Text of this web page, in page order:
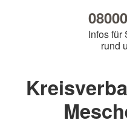
08000
Infos für
rund